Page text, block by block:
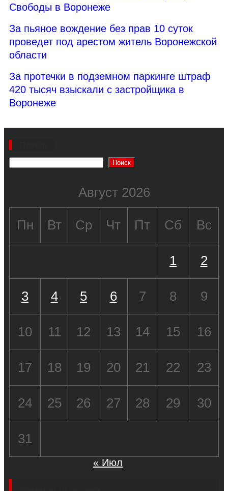
Свободы в Воронеже
За пьяное вождение без прав 10 суток
проведет под арестом житель Воронежской
области
За протечки в подземном паркинге штраф
420 тысяч взыскали с застройщика в
Воронеже
Поиск
Август 2026
Пн Вт Ср Чт Пт Сб Вс
1 2
3 4 5 6 7 8 9
10 11 12 13 14 15 16
17 18 19 20 21 22 23
24 25 26 27 28 29 30
31
« Июл